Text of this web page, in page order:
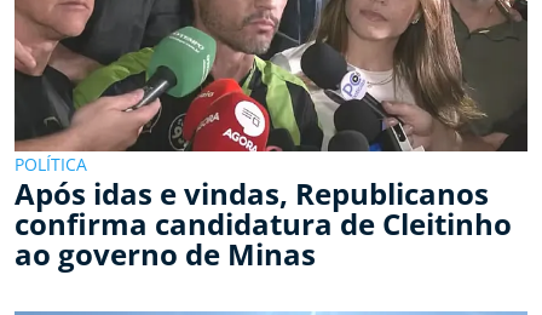
POLÍTICA
Após idas e vindas, Republicanos
confirma candidatura de Cleitinho
ao governo de Minas